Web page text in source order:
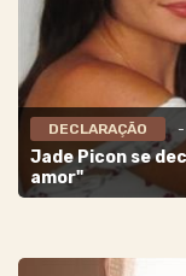
DECLARAÇÃO
Jade Picon se
amor"